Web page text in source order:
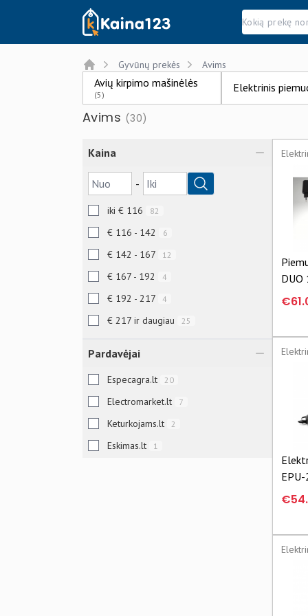
Kaina123.lt
Home
Gyvūnų prekės Avims
Avių kirpimo mašinėlės
(5)
Elektrinis
Avims (30)
Kaina
-
iki € 116 82
€ 116 - 142 6
€ 142 - 167 12
€ 167 - 192 4
€ 192 - 217 4
€ 217 ir daugiau 25
Pardavėjai
Especagra.lt 20
Electromarket.lt 7
Keturkojams.lt 2
Eskimas.lt 1
DUO
0,7/
EPU-